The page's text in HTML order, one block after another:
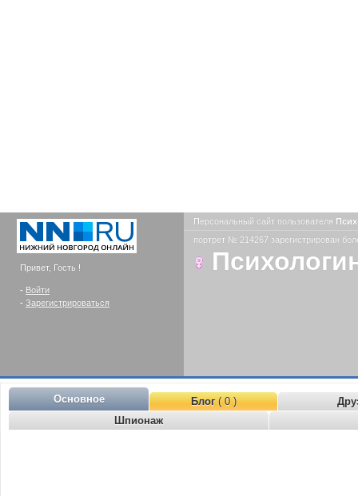
Привет, Гость !
- Войти
- Зарегистрироваться
Персональный сайт пользователя
портрет № 214267 зарегистрирован
Основное Блог( 0 )
Шпионаж